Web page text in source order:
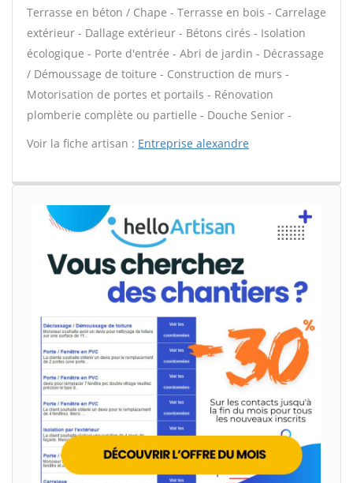
Terrasse en béton / Chape - Terrasse en bois - Carrelage
extérieur - Dallage extérieur - Bétons cirés - Isolation
écologique - Porte d'entrée - Abri de jardin - Décrassage
/ Démoussage de toiture - Construction de murs -
Motorisation de portes et portails - Rénovation
plomberie complète ou partielle - Douche Senior -
Voir la fiche artisan : Entreprise alexandre